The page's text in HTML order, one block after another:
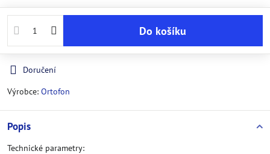
Do košíku
Doručení
Výrobce: Ortofon
Popis
Technické parametry: